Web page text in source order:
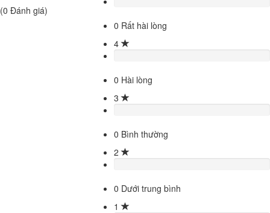
(0 Đánh giá)
0 Rất hài lòng
4
0 Hài lòng
3
0 Bình thường
2
0 Dưới trung bình
1